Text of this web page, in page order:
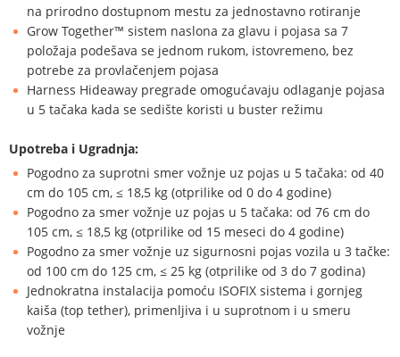
na prirodno dostupnom mestu za jednostavno rotiranje
Grow Together™ sistem naslona za glavu i pojasa sa 7
položaja podešava se jednom rukom, istovremeno, bez
potrebe za provlačenjem pojasa
Harness Hideaway pregrade omogućavaju odlaganje pojasa
u 5 tačaka kada se sedište koristi u buster režimu
Upotreba i Ugradnja:
Pogodno za suprotni smer vožnje uz pojas u 5 tačaka: od 40
cm do 105 cm, ≤ 18,5 kg (otprilike od 0 do 4 godine)
Pogodno za smer vožnje uz pojas u 5 tačaka: od 76 cm do
105 cm, ≤ 18,5 kg (otprilike od 15 meseci do 4 godine)
Pogodno za smer vožnje uz sigurnosni pojas vozila u 3 tačke:
od 100 cm do 125 cm, ≤ 25 kg (otprilike od 3 do 7 godina)
Jednokratna instalacija pomoću ISOFIX sistema i gornjeg
kaiša (top tether), primenljiva i u suprotnom i u smeru
vožnje